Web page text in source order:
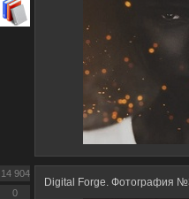
Digital Forge. Фотография
14 904
0